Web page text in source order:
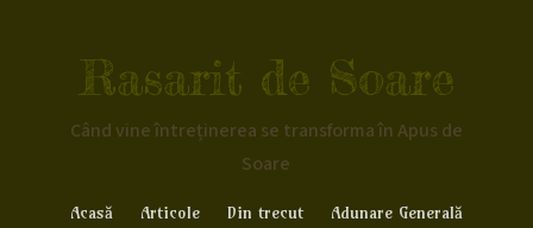
Rasarit de Soare
Când vine întreținerea se transforma în Apus de
Soare
Acasă Articole Din trecut
Adunare Generală